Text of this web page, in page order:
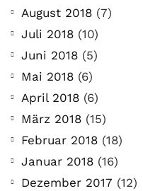
August 2018 (7)
Juli 2018 (10)
Juni 2018 (5)
Mai 2018 (6)
April 2018 (6)
März 2018 (15)
Februar 2018 (18)
Januar 2018 (16)
Dezember 2017 (12)